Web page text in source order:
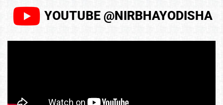
YOUTUBE @NIRBHAYODISHA